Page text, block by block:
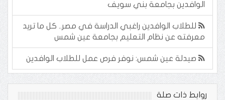
الوافدين بجامعة بني سويف
للطلاب الوافدين راغبي الدراسة في مصر.. كل ما تريد
معرفته عن نظام التعليم بجامعة عين شمس
صيدلة عين شمس: نوفر فرص عمل للطلاب الوافدين
روابط ذات صلة